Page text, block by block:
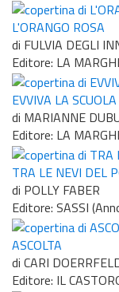
L'ORANGO ROSA
di FULVIA DEGLI
Editore: LA
EVVIVA LA
di MARIANNE
Editore: LA
TRA LE NEVI DEL
di POLLY FABER
Editore: SASSI
ASCOLTA
di CARI
Editore: IL